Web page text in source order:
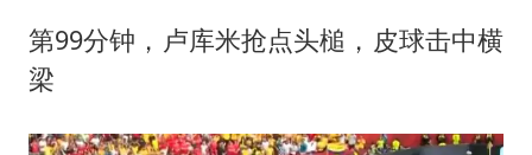
第99分钟，卢库米抢点头槌，皮球击中横
梁